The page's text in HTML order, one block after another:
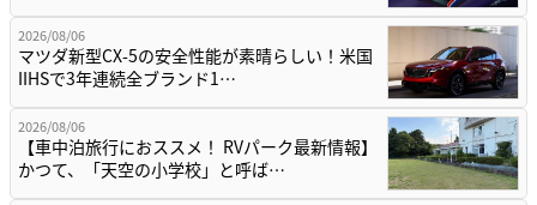
2026/08/06
マツダ新型CX-5の安全性能が素晴らしい！米国
IIHSで3年連続全ブランド1…
2026/08/06
【車中泊旅行におススメ！ RVパーク最新情報】
かつて、「天空の小学校」と呼ば…